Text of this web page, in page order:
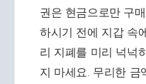
권은 현금으로만 구
하시기 전에 지갑 속
리 지폐를 미리 넉넉
지 마세요. 무리한 금